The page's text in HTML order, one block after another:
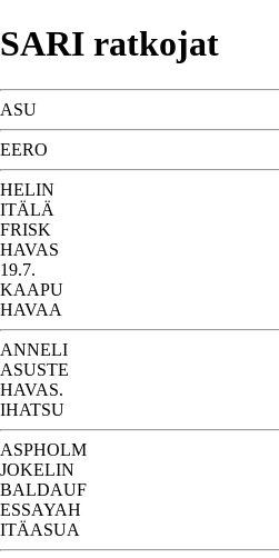
SARI ratkojat
ASU
EERO
HELIN
ITÄLÄ
FRISK
HAVAS
19.7.
KAAPU
HAVAA
ANNELI
ASUSTE
HAVAS.
IHATSU
ASPHOLM
JOKELIN
BALDAUF
ESSAYAH
ITÄASUA